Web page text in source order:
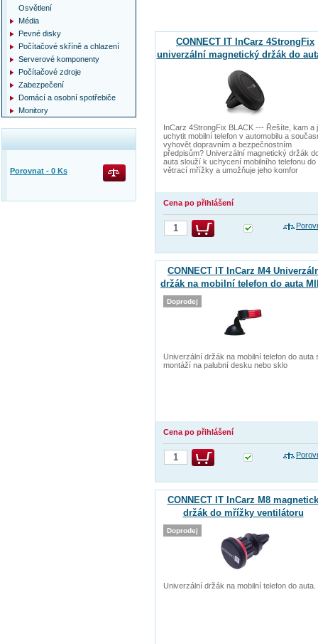
CONNECT IT InCarz 4StrongFix
univerzální magnetický držák do
magnety, černý
InCarz 4StrongFix BLACK --- Řešíte, kam a
uchytit mobilní telefon v automobilu a
vyhovět dopravním a bezpečnostním
předpisům? Univerzální magnetický držák
auta slouží k uchycení mobilního telefonu do
větrací mřížky a umožňuje jeho komfor
Cena po přihlášení
CONNECT IT InCarz M4
držák na mobilní telefon do auta
Univerzální držák na mobilní telefon do auta
montáží na palubní desku nebo sklo
Cena po přihlášení
Doprodej
CONNECT IT InCarz M8
držák do mřížky ventilátoru
Univerzální držák na mobilní telefon do auta.
Doprodej
Osvětlení
Média
Pevné disky
Počítačové skříně a chlazení
Serverové komponenty
Počítačové zdroje
Zabezpečení
Domácí a osobní spotřebiče
Monitory
Porovnat - 0 Ks